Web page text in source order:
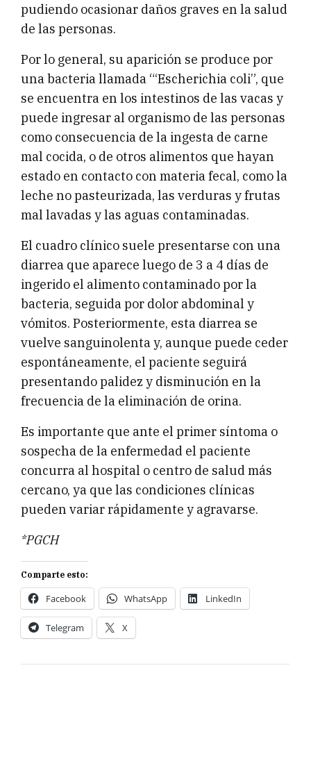
pudiendo ocasionar daños graves en la salud
de las personas.
Por lo general, su aparición se produce por
una bacteria llamada “‘Escherichia coli”, que
se encuentra en los intestinos de las vacas y
puede ingresar al organismo de las personas
como consecuencia de la ingesta de carne
mal cocida, o de otros alimentos que hayan
estado en contacto con materia fecal, como la
leche no pasteurizada, las verduras y frutas
mal lavadas y las aguas contaminadas.
El cuadro clínico suele presentarse con una
diarrea que aparece luego de 3 a 4 días de
ingerido el alimento contaminado por la
bacteria, seguida por dolor abdominal y
vómitos. Posteriormente, esta diarrea se
vuelve sanguinolenta y, aunque puede ceder
espontáneamente, el paciente seguirá
presentando palidez y disminución en la
frecuencia de la eliminación de orina.
Es importante que ante el primer síntoma o
sospecha de la enfermedad el paciente
concurra al hospital o centro de salud más
cercano, ya que las condiciones clínicas
pueden variar rápidamente y agravarse.
*PGCH
Comparte esto:
Facebook WhatsApp LinkedIn
Telegram X